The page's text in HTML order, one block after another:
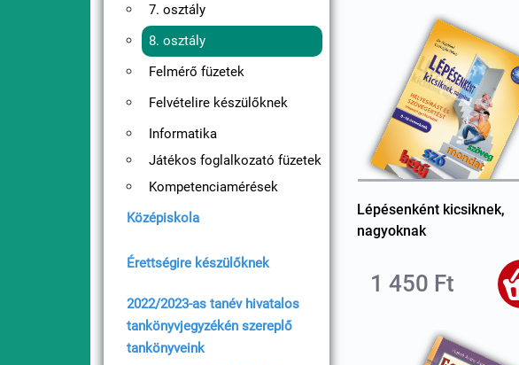
7. osztály
8. osztály
Felmérő füzetek
Felvételire készülőknek
Informatika
Játékos foglalkozató füzetek
Kompetenciamérések
Középiskola
Érettségire készülőknek
2022/2023-as tanév hivatalos
tankönyvjegyzékén szereplő
tankönyveink
Lépésenként kicsiknek,
nagyoknak
1 450 Ft